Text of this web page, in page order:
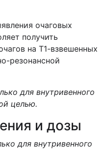
очаговых
получить
на Т1-взвешенных
резонансной
для внутривенного
целью.
и дозы
для внутривенного